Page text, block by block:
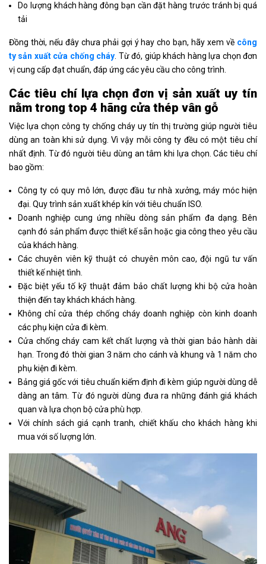
Do lượng khách hàng đông bạn cần đặt hàng trước tránh bị quá
tải
Đồng thời, nếu đây chưa phải gợi ý hay cho bạn, hãy xem về công
ty sản xuất cửa chống cháy . Từ đó, giúp khách hàng lựa chọn đơn
vị cung cấp đạt chuẩn, đáp ứng các yêu cầu cho công trình.
Các tiêu chí lựa chọn đơn vị sản xuất uy tín
nằm trong top 4 hãng cửa thép vân gỗ
Việc lựa chọn công ty chống cháy uy tín thị trường giúp người tiêu
dùng an toàn khi sử dụng. Vì vậy mỗi công ty đều có một tiêu chí
nhất định. Từ đó người tiêu dùng an tâm khi lựa chọn. Các tiêu chí
bao gồm:
Công ty có quy mô lớn, được đầu tư nhà xưởng, máy móc hiện
đại. Quy trình sản xuất khép kín với tiêu chuẩn ISO.
Doanh nghiệp cung ứng nhiều dòng sản phẩm đa dạng. Bên
cạnh đó sản phẩm được thiết kế sẵn hoặc gia công theo yêu cầu
của khách hàng.
Các chuyên viên kỹ thuật có chuyên môn cao, đội ngũ tư vấn
thiết kế nhiệt tình.
Đặc biệt yếu tố kỹ thuật đảm bảo chất lượng khi bộ cửa hoàn
thiện đến tay khách khách hàng.
Không chỉ cửa thép chống cháy doanh nghiệp còn kinh doanh
các phụ kiện cửa đi kèm.
Cửa chống cháy cam kết chất lượng và thời gian bảo hành dài
hạn. Trong đó thời gian 3 năm cho cánh và khung và 1 năm cho
phụ kiện đi kèm.
Bảng giá gốc với tiêu chuẩn kiểm định đi kèm giúp người dùng dễ
dàng an tâm. Từ đó người dùng đưa ra những đánh giá khách
quan và lựa chọn bộ cửa phù hợp.
Với chính sách giá cạnh tranh, chiết khấu cho khách hàng khi
mua với số lượng lớn.